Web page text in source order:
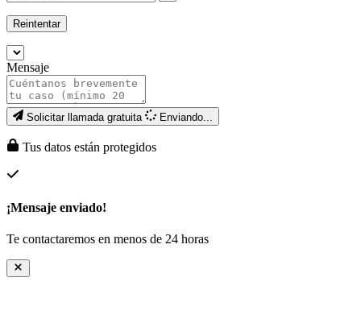
Reintentar
Mensaje
Solicitar llamada gratuita Enviando...
Tus datos están protegidos
¡Mensaje enviado!
Te contactaremos en menos de 24 horas